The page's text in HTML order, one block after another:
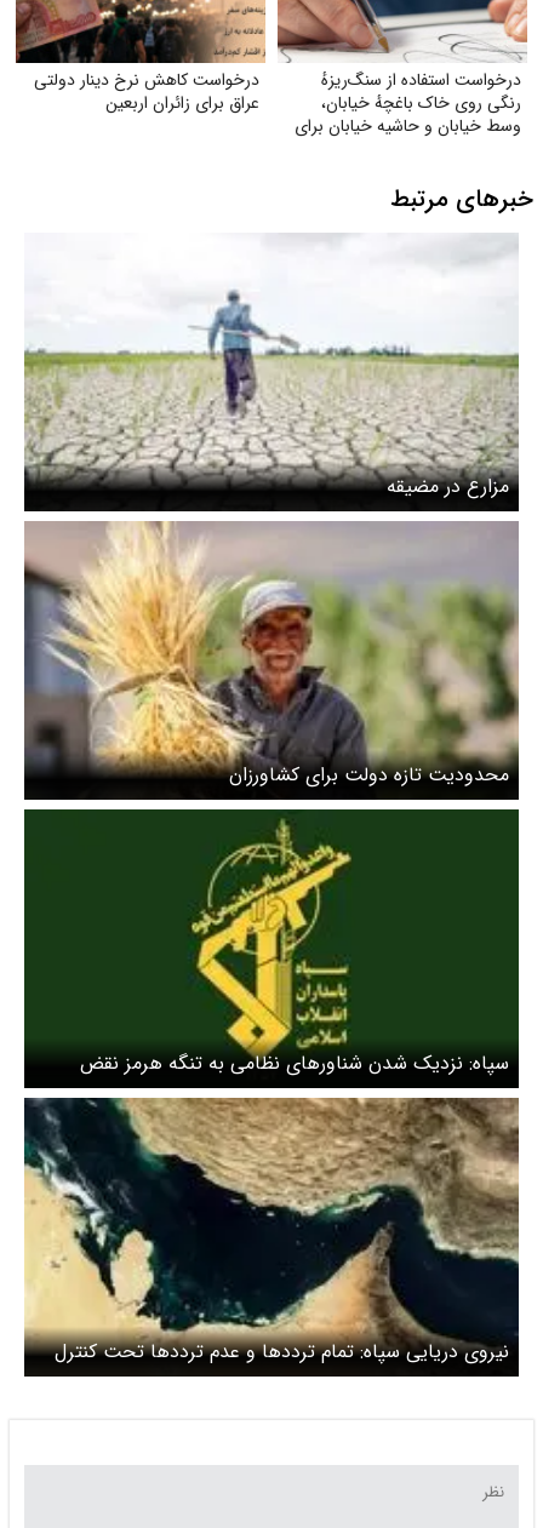
درخواست استفاده از سنگ‌ریزهٔ
رنگی روی خاک باغچهٔ خیابان،
وسط خیابان و حاشیه خیابان برای
درخواست کاهش نرخ دینار دولتی
عراق برای زائران اربعین
خبرهای مرتبط
مزارع در مضیقه
محدودیت تازه دولت برای کشاورزان
سپاه: نزدیک شدن شناورهای نظامی به تنگه هرمز نقض
آتش‌بس تلقی می‌شود
نیروی دریایی سپاه: تمام ترددها و عدم ترددها تحت کنترل
است